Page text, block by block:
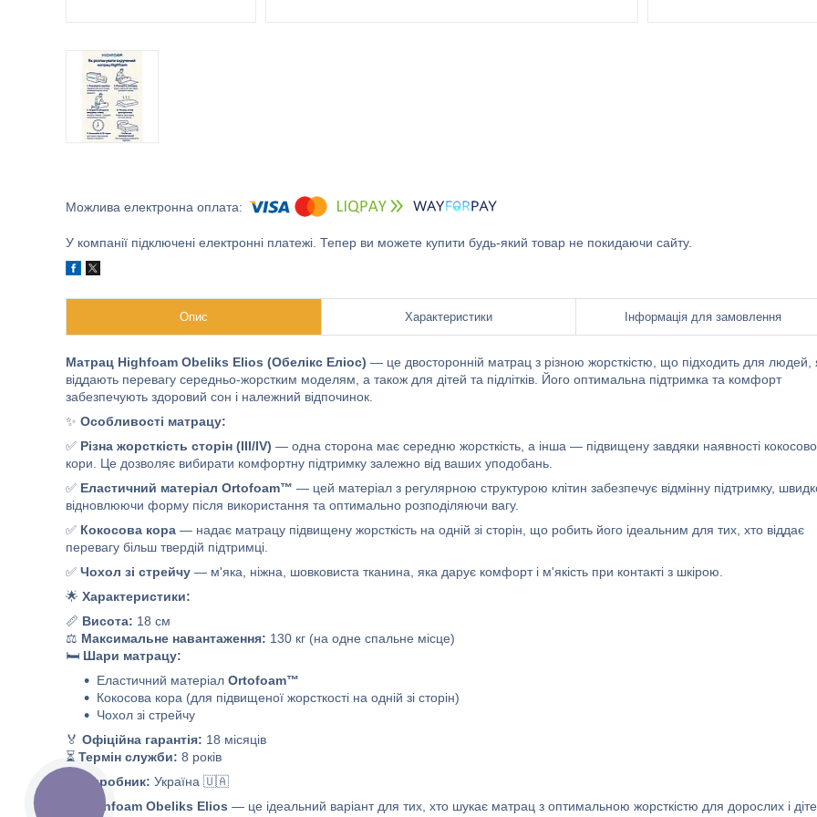
У компанії підключені електронні платежі. Тепер ви можете купити будь-який товар не покидаючи сайту.
Опис Характеристики Інформація для замовлення
Матрац Highfoam Obeliks Elios (Обелікс Еліос) — це двосторонній матрац з різною жорсткістю, що підходить для людей,
віддають перевагу середньо-жорстким моделям, а також для дітей та підлітків. Його оптимальна підтримка та комфорт
забезпечують здоровий сон і належний відпочинок.
✨ Особливості матрацу:
✅ Різна жорсткість сторін (III/IV) — одна сторона має середню жорсткість, а інша — підвищену завдяки наявності
кори. Це дозволяє вибирати комфортну підтримку залежно від ваших уподобань.
✅ Еластичний матеріал Ortofoam™ — цей матеріал з регулярною структурою клітин забезпечує відмінну підтримку,
відновлюючи форму після використання та оптимально розподіляючи вагу.
✅ Кокосова кора — надає матрацу підвищену жорсткість на одній зі сторін, що робить його ідеальним для тих, хто віддає
перевагу більш твердій підтримці.
✅ Чохол зі стрейчу — м'яка, ніжна, шовковиста тканина, яка дарує комфорт і м'якість при контакті з шкірою.
🌟 Характеристики:
📏 Висота: 18 см
⚖️ Максимальне навантаження: 130 кг (на одне спальне місце)
🛏️ Шари матрацу:
Еластичний матеріал Ortofoam™
Кокосова кора (для підвищеної жорсткості на одній зі сторін)
Чохол зі стрейчу
🏅 Офіційна гарантія: 18 місяців
⏳ Термін служби: 8 років
Виробник: Україна 🇺🇦
Highfoam Obeliks Elios — це ідеальний варіант для тих, хто шукає матрац з оптимальною жорсткістю для дорослих і